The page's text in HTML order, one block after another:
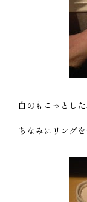
白のもこっとし
ちなみにリング